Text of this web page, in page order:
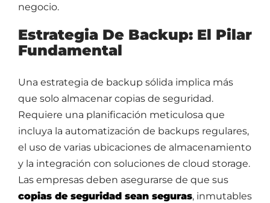
negocio.
Estrategia De Backup: El Pilar
Fundamental
Una estrategia de backup sólida implica más
que solo almacenar copias de seguridad.
Requiere una planificación meticulosa que
incluya la automatización de backups regulares,
el uso de varias ubicaciones de almacenamiento
y la integración con soluciones de cloud storage.
Las empresas deben asegurarse de que sus
copias de seguridad sean seguras, inmutables